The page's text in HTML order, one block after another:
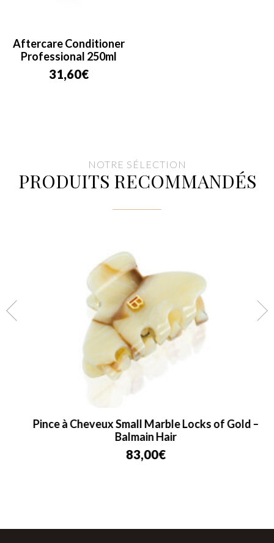
Aftercare Conditioner
Professional 250ml
31,60€
NOTRE SÉLECTION
PRODUITS RECOMMANDÉS
Pince à Cheveux Small Marble Locks of Gold –
Balmain Hair
83,00€